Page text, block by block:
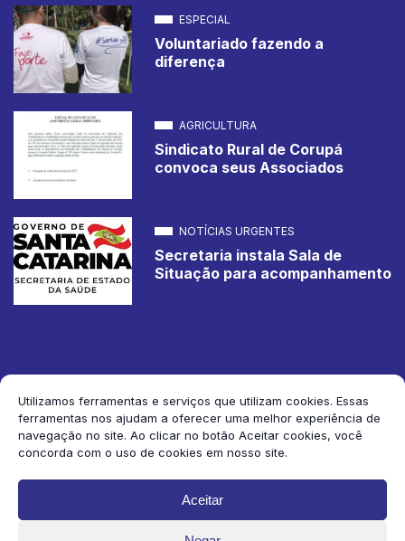
Utilizamos ferramentas e serviços que utilizam cookies. Essas
ferramentas nos ajudam a oferecer uma melhor experiência de
navegação no site. Ao clicar no botão Aceitar cookies, você
concorda com o uso de cookies em nosso site.
Aceitar
ESPECIAL
Voluntariado fazendo a
diferença
AGRICULTURA
Sindicato Rural de Corupá
convoca seus Associados
NOTÍCIAS URGENTES
Secretaria instala Sala de
Situação para acompanhamento
2026 Jornal de Corupá. Todos os direitos reservados.